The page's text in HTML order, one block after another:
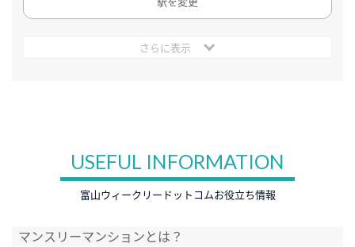
さらに表示
USEFUL INFORMATION
富山ウィークリードットコムお役立ち情報
マンスリーマンションとは？